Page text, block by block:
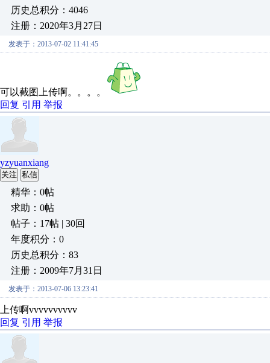
历史总积分：4046
注册：2020年3月27日
发表于：2013-07-02 11:41:45
可以截图上传啊。。。。
回复 引用 举报
yzyuanxiang
关注 私信
精华：0帖
求助：0帖
帖子：17帖 | 30回
年度积分：0
历史总积分：83
注册：2009年7月31日
发表于：2013-07-06 13:23:41
上传啊vvvvvvvvvv
回复 引用 举报